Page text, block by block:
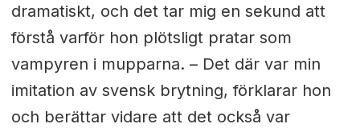
dramatiskt, och det tar mig en sekund att
förstå varför hon plötsligt pratar som
vampyren i mupparna. – Det där var min
imitation av svensk brytning, förklarar hon
och berättar vidare att det också var